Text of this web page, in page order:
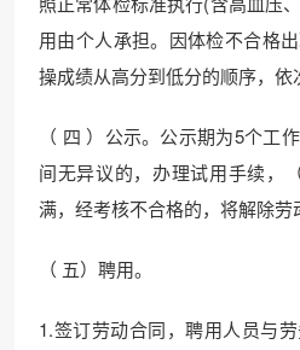
用由个人承担。因体检不合格
操成绩从高分到低分的顺序，依
（ 四 ）公示。公示期为5个工
间无异议的，办理试用手续，
满，经考核不合格的，将解除劳
（ 五）聘用。
1.签订劳动合同，聘用人员与